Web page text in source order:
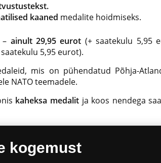
kaaned medalite hoidmiseks.
ainult 29,95 eurot (+ saatekulu 5,95
5,95 eurot).
mis on pühendatud Põhja-
NATO teemadele.
kaheksa medalit ja koos nendega
temaatikat tutvustav
kogemust